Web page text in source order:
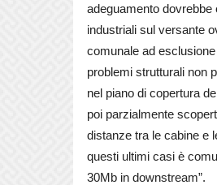
adeguamento
industriali sul versante
comunale ad
problemi strutturali non
nel piano di copertura
poi parzialmente
distanze tra le cabine e
questi ultimi casi è
30Mb in downstream”.